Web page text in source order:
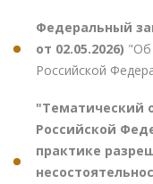
Федеральный
от 02.05.2026) "Об
Российской
"Тематический
Российской
практике